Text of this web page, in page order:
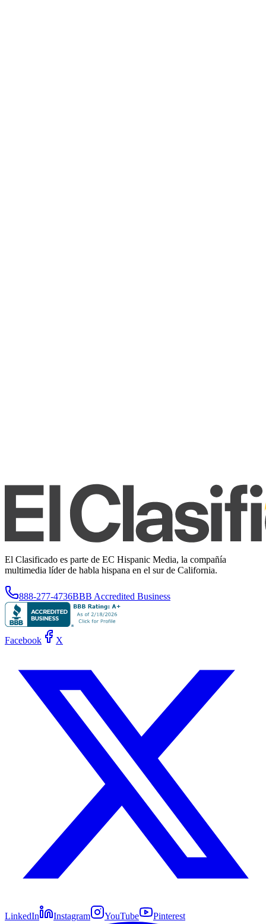
El Clasificado es parte de EC Hispanic Media, la compañía
multimedia líder de habla hispana en el sur de California.
888-277-4736BBB Accredited Business
Facebook X
LinkedIn Instagram YouTube Pinterest